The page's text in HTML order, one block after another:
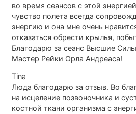
во время сеансов с этой
чувство полета всегда
энергию и она мне очень
отказаться обрести крылья,
Благодарю за сеанс Высшие
Мастер Рейки Орла Андреаса!
Tina
Люда благодарю за отзыв. Во
на исцеление позвоночника и
костной ткани организма с